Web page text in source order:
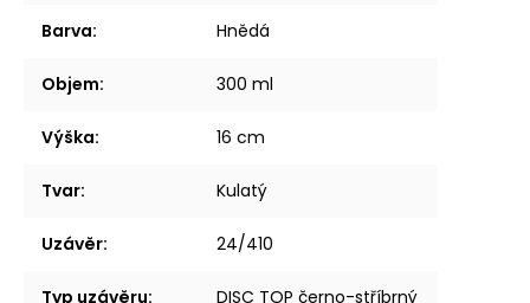
Barva: Hnědá
Objem: 300 ml
Výška: 16 cm
Tvar: Kulatý
Uzávěr: 24/410
Typ uzávěru: DISC TOP černo-stříbrný